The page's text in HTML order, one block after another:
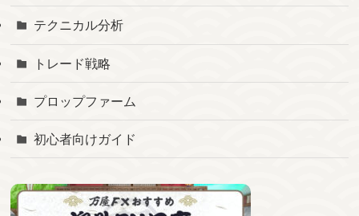
テクニカル分析
トレード戦略
プロップファーム
初心者向けガイド